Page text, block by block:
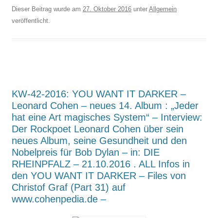
Dieser Beitrag wurde am 27. Oktober 2016 unter Allgemein
veröffentlicht.
KW-42-2016: YOU WANT IT DARKER –
Leonard Cohen – neues 14. Album : „Jeder
hat eine Art magisches System“ – Interview:
Der Rockpoet Leonard Cohen über sein
neues Album, seine Gesundheit und den
Nobelpreis für Bob Dylan – in: DIE
RHEINPFALZ – 21.10.2016 . ALL Infos in
den YOU WANT IT DARKER – Files von
Christof Graf (Part 31) auf
www.cohenpedia.de –